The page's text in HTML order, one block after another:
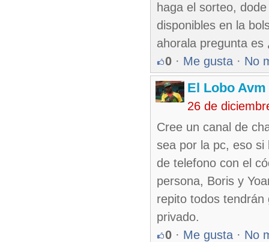
haga el sorteo,
disponibles en la
ahorala pregunta
0 · Me gusta · No
El Lobo Avm
26 de
Cree un canal de
sea por la pc, eso si
de telefono con el
persona, Boris y
repito todos
privado.
0 · Me gusta · No